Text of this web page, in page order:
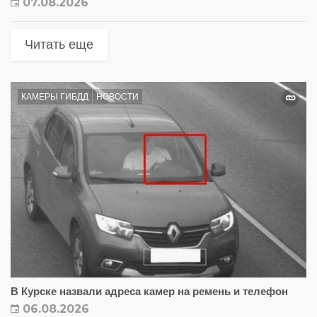
Читать еще
КАМЕРЫ ГИБДД НОВОСТИ
В Курске назвали адреса камер на ремень и телефон
06.08.2026